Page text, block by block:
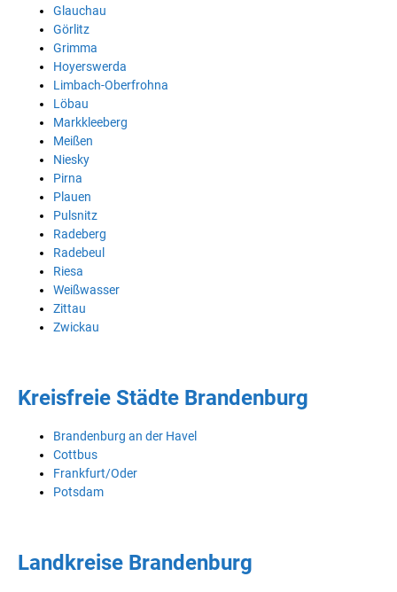
Glauchau
Görlitz
Grimma
Hoyerswerda
Limbach-Oberfrohna
Löbau
Markkleeberg
Meißen
Niesky
Pirna
Plauen
Pulsnitz
Radeberg
Radebeul
Riesa
Weißwasser
Zittau
Zwickau
Kreisfreie Städte Brandenburg
Brandenburg an der Havel
Cottbus
Frankfurt/Oder
Potsdam
Landkreise Brandenburg